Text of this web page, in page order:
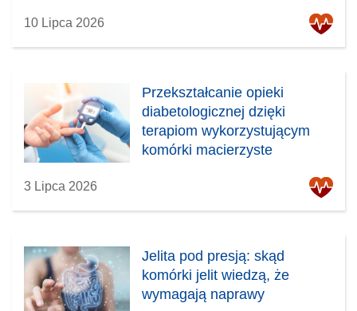
10 Lipca 2026
Przekształcanie opieki
diabetologicznej dzięki
terapiom wykorzystującym
komórki macierzyste
3 Lipca 2026
Jelita pod presją: skąd
komórki jelit wiedzą, że
wymagają naprawy